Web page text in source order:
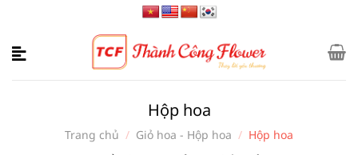
nội
Hộp hoa
Trang chủ / Giỏ hoa - Hộp hoa / Hộp hoa